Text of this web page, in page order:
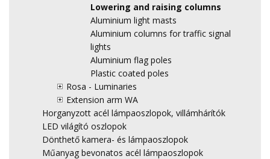
Lowering and raising columns
Aluminium light masts
Aluminium columns for traffic signal
lights
Aluminium flag poles
Plastic coated poles
Rosa - Luminaries
Extension arm WA
Horganyzott acél lámpaoszlopok, villámhárítók
LED világító oszlopok
Dönthető kamera- és lámpaoszlopok
Műanyag bevonatos acél lámpaoszlopok